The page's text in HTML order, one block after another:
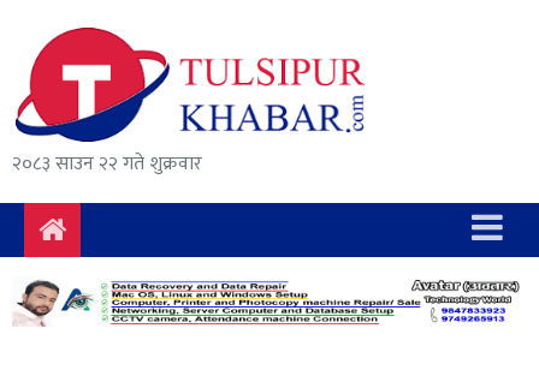
२०८३ साउन २२ गते शुक्रवार
समाचार
राजनीति
सुरक्षा/
अपराध
दुर्घटना
विचार